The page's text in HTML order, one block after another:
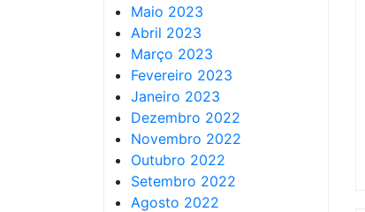
Maio 2023
Abril 2023
Março 2023
Fevereiro 2023
Janeiro 2023
Dezembro 2022
Novembro 2022
Outubro 2022
Setembro 2022
Agosto 2022